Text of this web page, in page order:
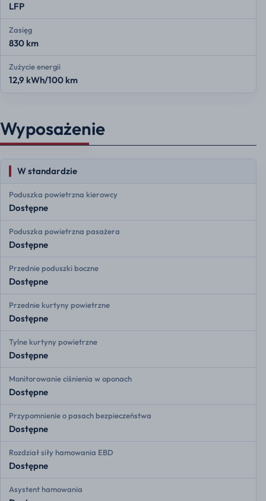
LFP
Zasięg
830 km
Zużycie energii
12,9 kWh/100 km
Wyposażenie
W standardzie
Poduszka powietrzna kierowcy
Dostępne
Poduszka powietrzna pasażera
Dostępne
Przednie poduszki boczne
Dostępne
Przednie kurtyny powietrzne
Dostępne
Tylne kurtyny powietrzne
Dostępne
Monitorowanie ciśnienia w oponach
Dostępne
Przypomnienie o pasach bezpieczeństwa
Dostępne
Rozdział siły hamowania EBD
Dostępne
Asystent hamowania